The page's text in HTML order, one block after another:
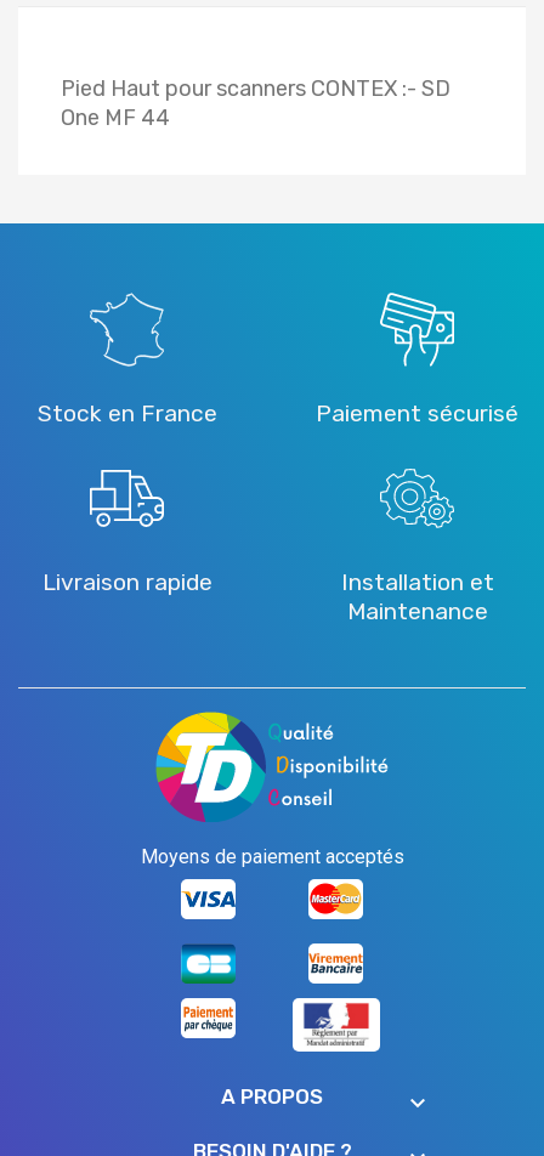
Pied Haut pour scanners CONTEX :- SD
One MF 44
Stock en France Paiement sécurisé
Livraison rapide
Installation et
Maintenance
Moyens de paiement acceptés
A PROPOS keyboard_arrow_down
BESOIN D'AIDE ?